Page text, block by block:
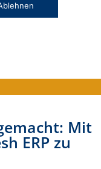
und
Mit
ERP zu